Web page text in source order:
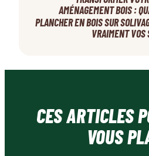
AMÉNAGEMENT BOIS :
PLANCHER EN BOIS SUR
VRAIMENT VOS
CES ARTICLES
VOUS